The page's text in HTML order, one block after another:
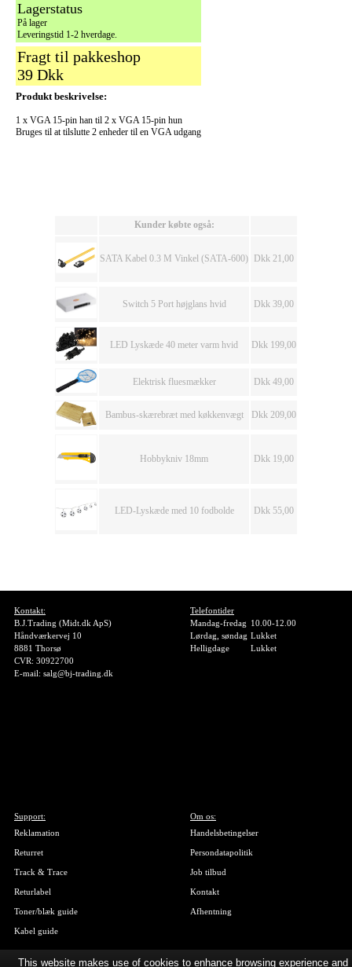
Lagerstatus
På lager
Leveringstid 1-2 hverdage.
Fragt til pakkeshop
39 Dkk
Produkt beskrivelse:
1 x VGA 15-pin han til 2 x VGA 15-pin hun
Bruges til at tilslutte 2 enheder til en VGA udgang
Kunder købte også:
SATA Kabel 0.3 M Vinkel (SATA-600) Dkk 21,00
Switch 5 Port højglans hvid Dkk 39,00
LED Lyskæde 40 meter varm hvid Dkk 199,00
Elektrisk fluesmækker Dkk 49,00
Bambus-skærebræt med køkkenvægt Dkk 209,00
Hobbykniv 18mm Dkk 19,00
LED-Lyskæde med 10 fodbolde Dkk 55,00
Kontakt:
B.J.Trading (Midt.dk ApS)
Håndværkervej 10
8881 Thorsø
CVR: 30922700
E-mail: salg@bj-trading.dk
Telefontider
Mandag-fredag 10.00-12.00
Lørdag, søndag Lukket
Helligdage
Lukket
Support:
Reklamation
Returret
Track & Trace
Returlabel
Toner/blæk guide
Kabel guide
Om os:
Handelsbetingelser
Persondatapolitik
Job tilbud
Kontakt
Afhentning
This website makes use of cookies to enhance browsing experience and